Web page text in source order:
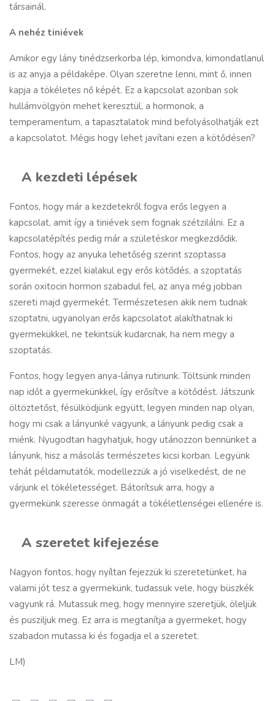
társainál.
A nehéz tiniévek
Amikor egy lány tinédzserkorba lép, kimondva, kimondatlanul
is az anyja a példaképe. Olyan szeretne lenni, mint ő, innen
kapja a tökéletes nő képét. Ez a kapcsolat azonban sok
hullámvölgyön mehet keresztül, a hormonok, a
temperamentum, a tapasztalatok mind befolyásolhatják ezt
a kapcsolatot. Mégis hogy lehet javítani ezen a kötődésen?
A kezdeti lépések
Fontos, hogy már a kezdetekről fogva erős legyen a
kapcsolat, amit így a tiniévek sem fognak szétzilálni. Ez a
kapcsolatépítés pedig már a születéskor megkezdődik.
Fontos, hogy az anyuka lehetőség szerint szoptassa
gyermekét, ezzel kialakul egy erős kötődés, a szoptatás
során oxitocin hormon szabadul fel, az anya még jobban
szereti majd gyermekét. Természetesen akik nem tudnak
szoptatni, ugyanolyan erős kapcsolatot alakíthatnak ki
gyermekükkel, ne tekintsük kudarcnak, ha nem megy a
szoptatás.
Fontos, hogy legyen anya-lánya rutinunk. Töltsünk minden
nap időt a gyermekünkkel, így erősítve a kötődést. Játszunk
öltöztetőst, fésülködjünk együtt, legyen minden nap olyan,
hogy mi csak a lányunké vagyunk, a lányunk pedig csak a
miénk. Nyugodtan hagyhatjuk, hogy utánozzon bennünket a
lányunk, hisz a másolás természetes kicsi korban. Legyünk
tehát példamutatók, modellezzük a jó viselkedést, de ne
várjunk el tökéletességet. Bátorítsuk arra, hogy a
gyermekünk szeresse önmagát a tökéletlenségei ellenére is.
A szeretet kifejezése
Nagyon fontos, hogy nyíltan fejezzük ki szeretetünket, ha
valami jót tesz a gyermekünk, tudassuk vele, hogy büszkék
vagyunk rá. Mutassuk meg, hogy mennyire szeretjük, öleljük
és pusziljuk meg. Ez arra is megtanítja a gyermeket, hogy
szabadon mutassa ki és fogadja el a szeretet.
LM)